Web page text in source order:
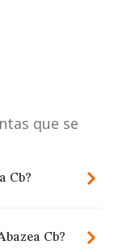
que se
Cb?
Cb?